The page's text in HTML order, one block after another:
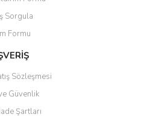
pahalı.
olmalı.
Sorgula
Formu
Sözleşmesi
Güvenlik
Şartları